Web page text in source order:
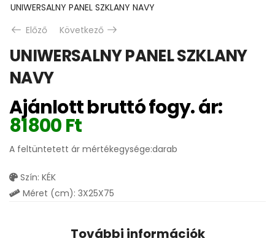
UNIWERSALNY PANEL SZKLANY NAVY
Előző
Következő
UNIWERSALNY PANEL SZKLANY
NAVY
Ajánlott bruttó fogy. ár:
81800Ft
A feltüntetett ár mértékegysége:darab
Szín: KÉK
Méret (cm): 3X25X75
További információk